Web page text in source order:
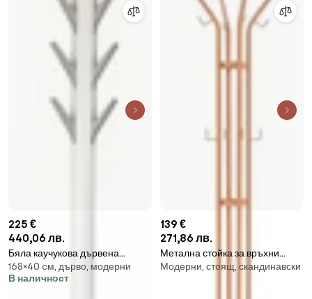
225 €
440,06 лв.
Бяла каучукова дървена
закачалка Flapper - Umbra
168×40 cм, дърво, модерни
В наличност
139 €
271,86 лв.
Метална стойка за връхни
дрехи в цвят сьомга ø 40x170
Модерни, стоящ, скандинавски